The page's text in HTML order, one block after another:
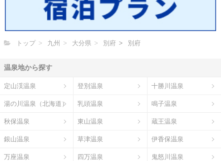
トップ 九州 大分県 別府 別府
温泉地から探す
定山渓温泉 登別温泉 十勝川温泉
湯の川温泉（北海道） 乳頭温泉 鳴子温泉
秋保温泉 東山温泉 蔵王温泉
銀山温泉 草津温泉 伊香保温泉
万座温泉 四万温泉 鬼怒川温泉